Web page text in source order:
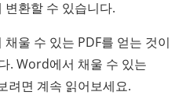
환할 수 있습니다.
울 수 있는 PDF를 얻는 것이
. Word에서 채울 수 있는
려면 계속 읽어보세요.